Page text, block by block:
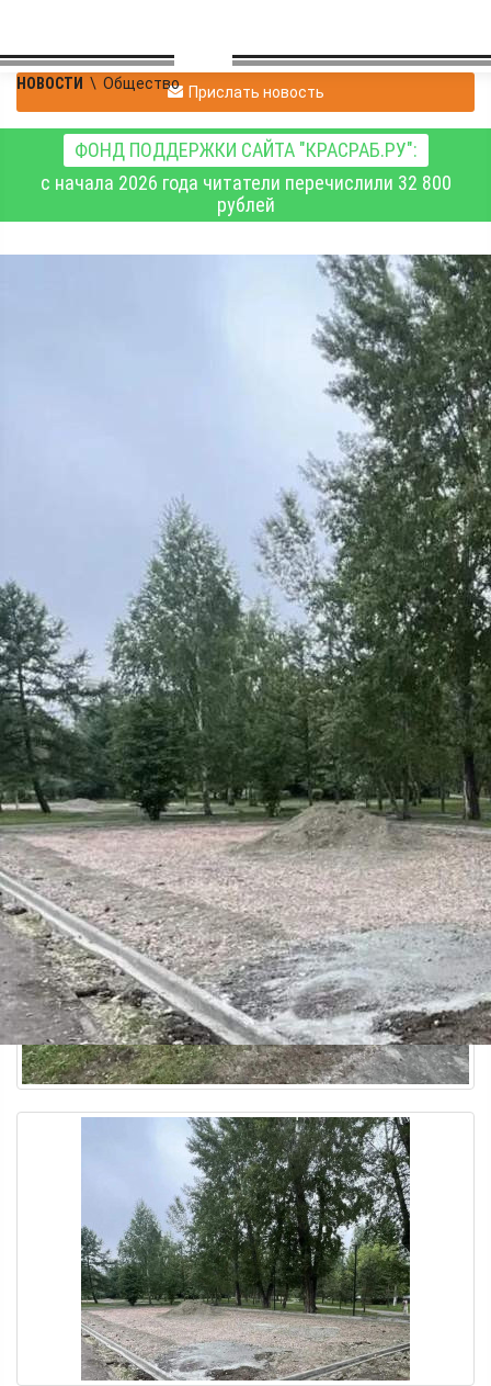
НОВОСТИ \ Общество Прислать новость
ФОНД ПОДДЕРЖКИ САЙТА "КРАСРАБ.РУ":
с начала 2026 года читатели перечислили 32 800
рублей
В Советском районе
благоустраивают сквер
350